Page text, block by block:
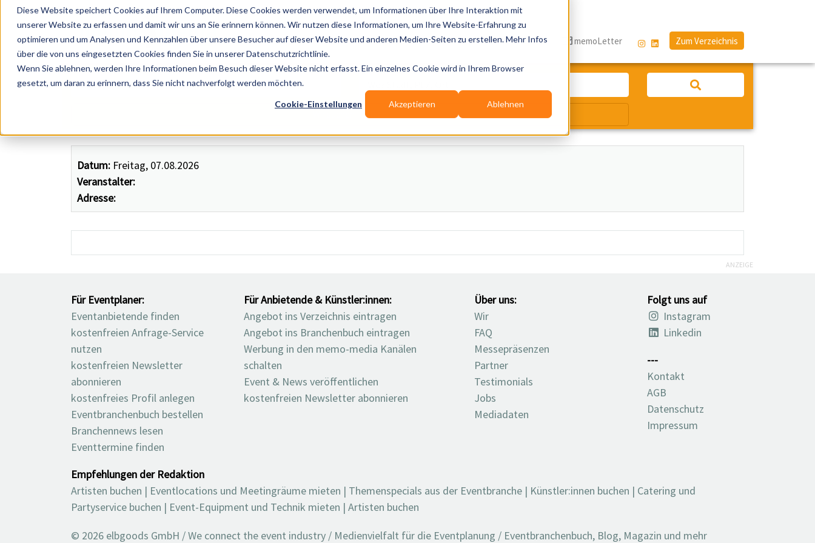
Diese Website speichert Cookies auf Ihrem Computer. Diese Cookies werden verwendet, um Informationen über Ihre Interaktion mit
unserer Website zu erfassen und damit wir uns an Sie erinnern können. Wir nutzen diese Informationen, um Ihre Website-Erfahrung zu
optimieren und um Analysen und Kennzahlen über unsere Besucher auf dieser Website und anderen Medien-Seiten zu erstellen. Mehr Infos
über die von uns eingesetzten Cookies finden Sie in unserer Datenschutzrichtlinie.
Wenn Sie ablehnen, werden Ihre Informationen beim Besuch dieser Website nicht erfasst. Ein einzelnes Cookie wird in Ihrem Browser
gesetzt, um daran zu erinnern, dass Sie nicht nachverfolgt werden möchten.
Cookie-Einstellungen Akzeptieren Ablehnen
Datum: Freitag, 07.08.2026
Veranstalter:
Adresse:
Publikationen Branchen-Infos Services Blog memoLetter Zum Verzeichnis
Künstler, Zelte, Bands, Catering, ...
Wir suchen für Dich
ANZEIGE
Für Eventplaner:
Eventanbietende finden
kostenfreien Anfrage-Service
nutzen
kostenfreien Newsletter
abonnieren
kostenfreies Profil anlegen
Eventbranchenbuch bestellen
Branchennews lesen
Eventtermine finden
Für Anbietende & Künstler:innen:
Angebot ins Verzeichnis eintragen
Angebot ins Branchenbuch eintragen
Werbung in den memo-media Kanälen
schalten
Event & News veröffentlichen
kostenfreien Newsletter abonnieren
Über uns:
Wir
FAQ
Messepräsenzen
Partner
Testimonials
Jobs
Mediadaten
Folgt uns auf
Instagram
Linkedin
---
Kontakt
AGB
Datenschutz
Impressum
Empfehlungen der Redaktion
Artisten buchen | Eventlocations und Meetingräume mieten | Themenspecials aus der Eventbranche | Künstler:innen buchen | Catering und
Partyservice buchen | Event-Equipment und Technik mieten | Artisten buchen
© 2026 elbgoods GmbH / We connect the event industry / Medienvielfalt für die Eventplanung / Eventbranchenbuch, Blog, Magazin und mehr